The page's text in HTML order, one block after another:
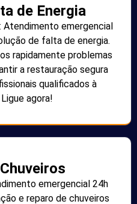
de Energia
Atendimento emergencial
de falta de energia.
rapidamente problemas
a restauração segura
qualificados à
agora!
emergencial 24h
e reparo de chuveiros